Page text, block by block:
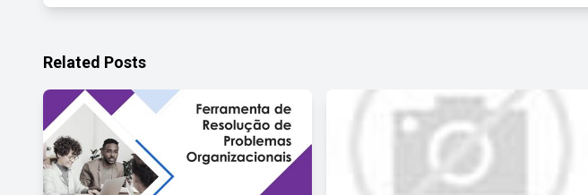
Related Posts